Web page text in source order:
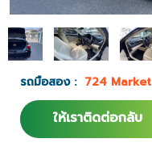
รถมือสอง : 724 Market
ให้เราติดต่อกลับ